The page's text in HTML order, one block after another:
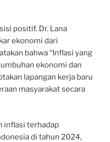
positif. Dr. Lana
ekonomi dari
bahwa “Inflasi yang
ekonomi dan
lapangan kerja baru
masyarakat secara
inflasi terhadap
di tahun 2024,